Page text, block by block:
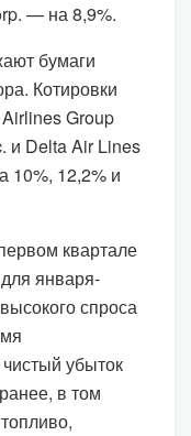
— на 8,9%.
бумаги
Котировки
Group
и Delta Air Lines
10%, 12,2% и
квартале
января-
спроса
убыток
в том